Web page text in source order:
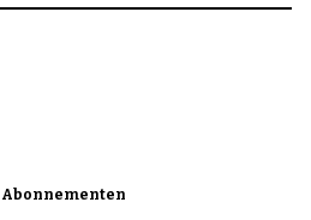
Abonnementen